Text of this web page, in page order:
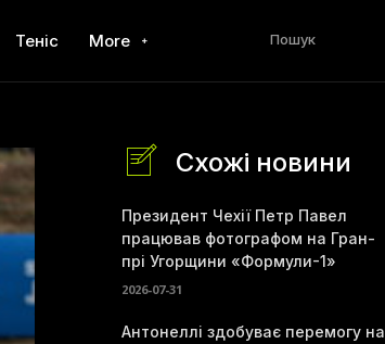
Теніс More Пошук
Схожі новини
Президент Чехії Петр Павел
працював фотографом на Гран-
прі Угорщини «Формули-1»
2026-07-31
Антонеллі здобуває перемогу на